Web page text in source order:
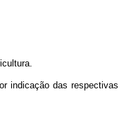
indicação das respectivas